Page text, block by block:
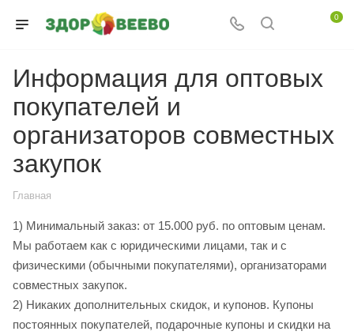
0
Информация для оптовых
покупателей и
организаторов совместных
закупок
Главная
1) Минимальный заказ: от 15.000 руб. по оптовым ценам.
Мы работаем как с юридическими лицами, так и с
физическими (обычными покупателями), организаторами
совместных закупок.
2) Никаких дополнительных скидок, и купонов. Купоны
постоянных покупателей, подарочные купоны и скидки на